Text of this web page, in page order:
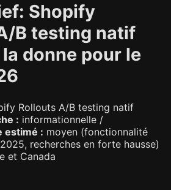
Shopify
B testing natif
donne pour le
Rollouts A/B testing natif
: informationnelle /
estimé : moyen (fonctionnalité
recherches en forte hausse)
et Canada